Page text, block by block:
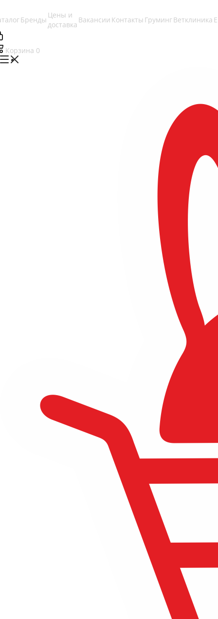
Бренды
Цены и
доставка
Вакансии Контакты ГрумингВетклиника
Корзина 0